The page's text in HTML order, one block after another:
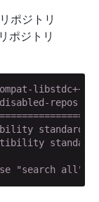
ポジトリ
ジトリ
libstdc++-
repos
standard
"search all"